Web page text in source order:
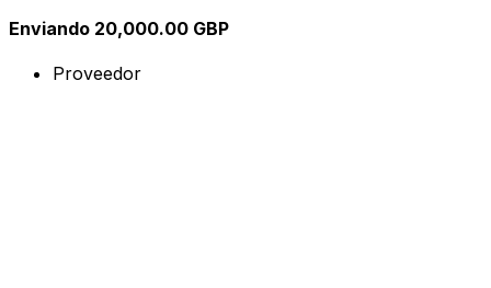
Enviando 20,000.00 GBP
Proveedor